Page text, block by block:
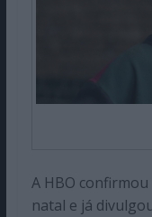
A HBO
natal e já